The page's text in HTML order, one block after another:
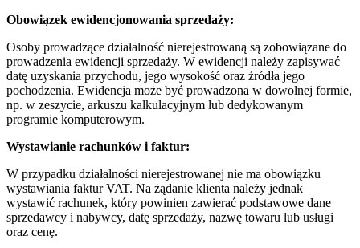
Obowiązek ewidencjonowania sprzedaży:
Osoby prowadzące działalność nierejestrowaną są zobowiązane do
prowadzenia ewidencji sprzedaży. W ewidencji należy zapisywać
datę uzyskania przychodu, jego wysokość oraz źródła jego
pochodzenia. Ewidencja może być prowadzona w dowolnej formie,
np. w zeszycie, arkuszu kalkulacyjnym lub dedykowanym
programie komputerowym.
Wystawianie rachunków i faktur:
W przypadku działalności nierejestrowanej nie ma obowiązku
wystawiania faktur VAT. Na żądanie klienta należy jednak
wystawić rachunek, który powinien zawierać podstawowe dane
sprzedawcy i nabywcy, datę sprzedaży, nazwę towaru lub usługi
oraz cenę.